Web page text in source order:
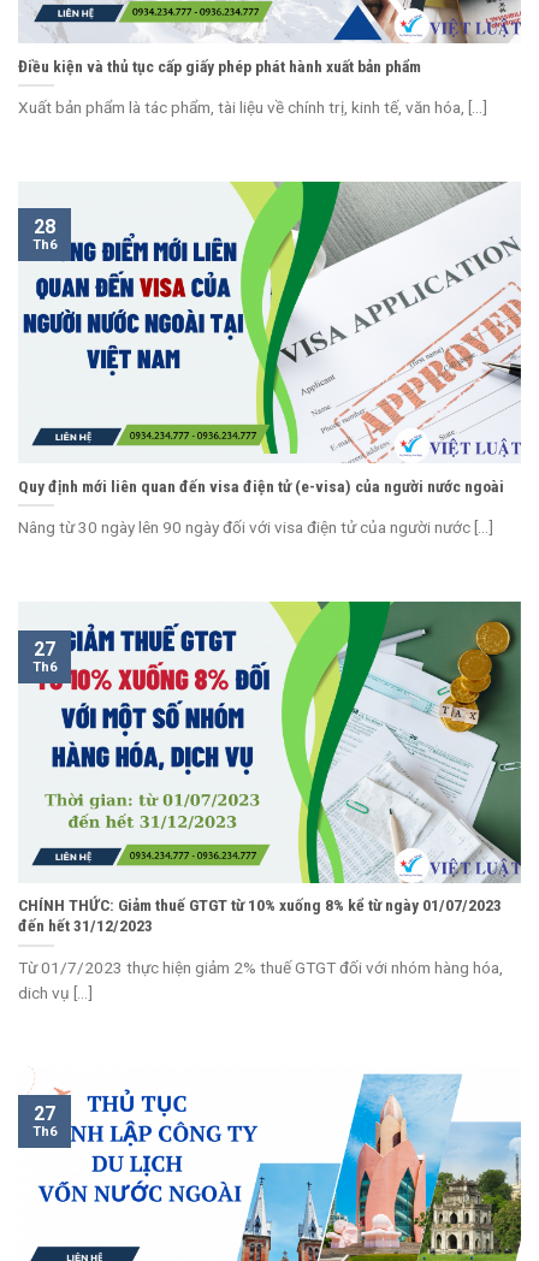
Điều kiện và thủ tục cấp giấy phép phát hành xuất bản phẩm
Xuất bản phẩm là tác phẩm, tài liệu về chính trị, kinh tế, văn hóa, [...]
Quy định mới liên quan đến visa điện tử (e-visa) của người nước ngoài
Nâng từ 30 ngày lên 90 ngày đối với visa điện tử của người nước [...]
28
Th6
CHÍNH THỨC: Giảm thuế GTGT từ 10% xuống 8% kể từ ngày 01/07/2023
đến hết 31/12/2023
Từ 01/7/2023 thực hiện giảm 2% thuế GTGT đối với nhóm hàng hóa,
dich vụ [...]
27
Th6
27
Th6